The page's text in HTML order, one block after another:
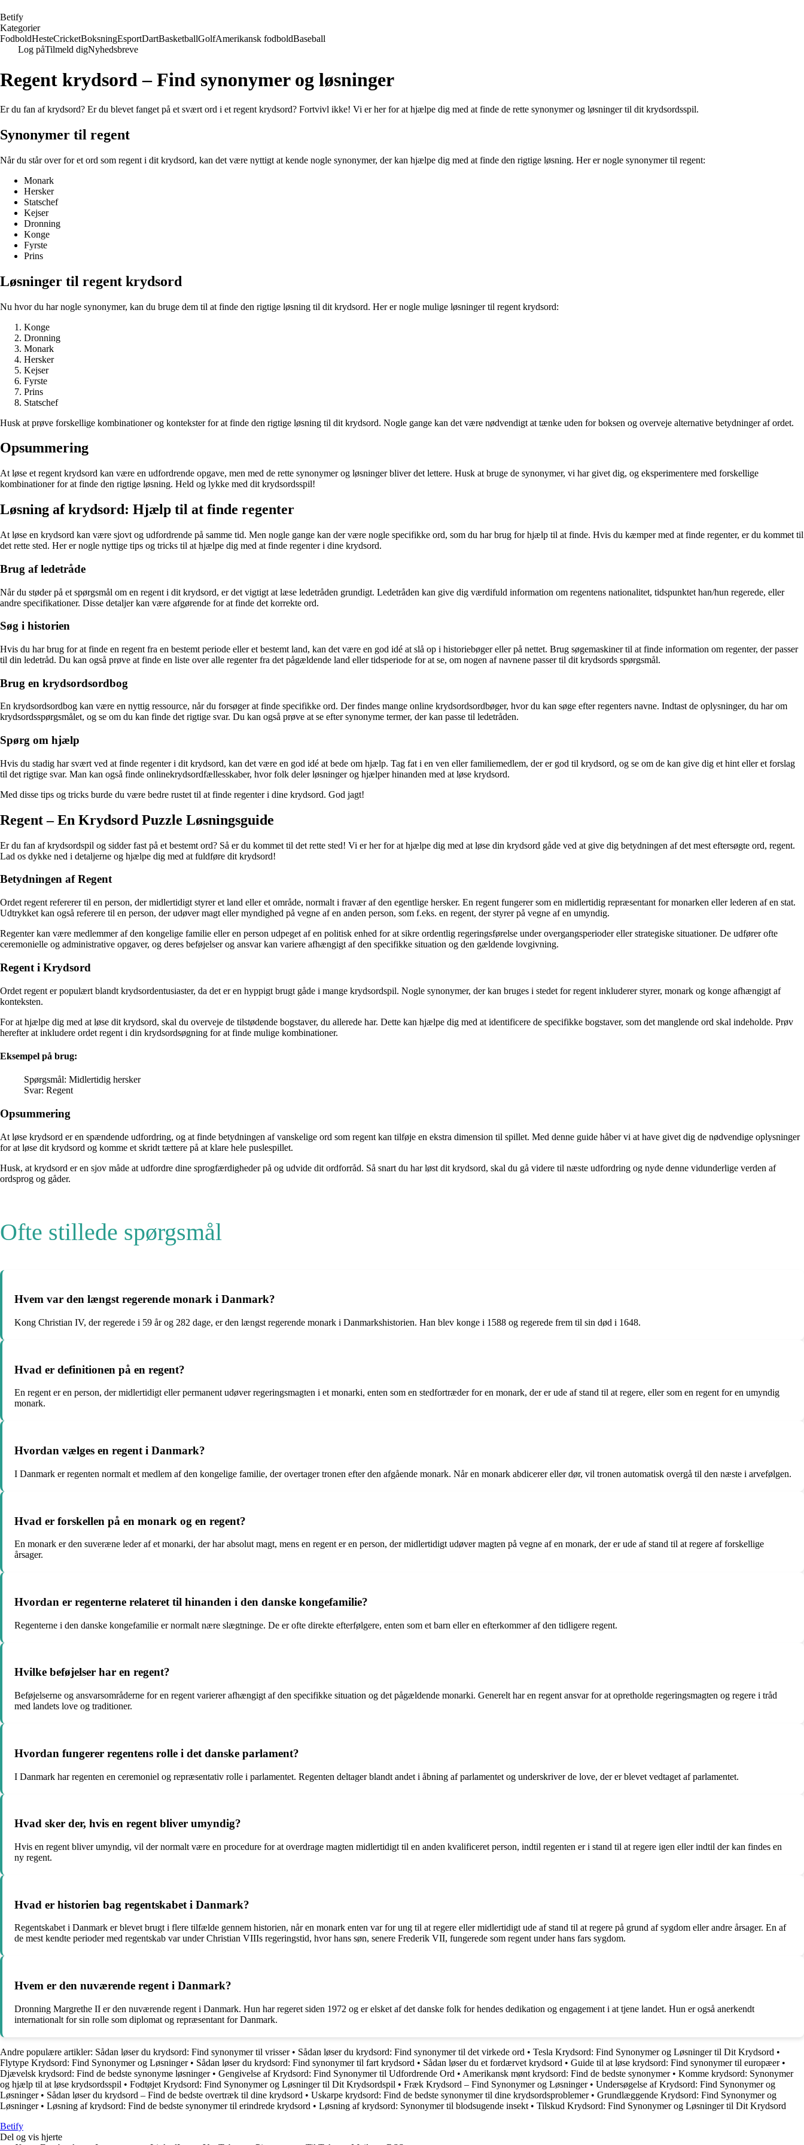
Betify
Kategorier
FodboldHesteCricketBoksningEsportDartBasketballGolfAmerikansk fodboldBaseball
Log påTilmeld digNyhedsbreve
Regent krydsord – Find synonymer og løsninger
Er du fan af krydsord? Er du blevet fanget på et svært ord i et regent krydsord? Fortvivl ikke! Vi er her for at hjælpe dig med at finde de rette synonymer og løsninger til dit krydsordsspil.
Synonymer til regent
Når du står over for et ord som regent i dit krydsord, kan det være nyttigt at kende nogle synonymer, der kan hjælpe dig med at finde den rigtige løsning. Her er nogle synonymer til regent:
Monark
Hersker
Statschef
Kejser
Dronning
Konge
Fyrste
Prins
Løsninger til regent krydsord
Nu hvor du har nogle synonymer, kan du bruge dem til at finde den rigtige løsning til dit krydsord. Her er nogle mulige løsninger til regent krydsord:
Konge
Dronning
Monark
Hersker
Kejser
Fyrste
Prins
Statschef
Husk at prøve forskellige kombinationer og kontekster for at finde den rigtige løsning til dit krydsord. Nogle gange kan det være nødvendigt at tænke uden for boksen og overveje alternative betydninger af ordet.
Opsummering
At løse et regent krydsord kan være en udfordrende opgave, men med de rette synonymer og løsninger bliver det lettere. Husk at bruge de synonymer, vi har givet dig, og eksperimentere med forskellige
kombinationer for at finde den rigtige løsning. Held og lykke med dit krydsordsspil!
Løsning af krydsord: Hjælp til at finde regenter
At løse en krydsord kan være sjovt og udfordrende på samme tid. Men nogle gange kan der være nogle specifikke ord, som du har brug for hjælp til at finde. Hvis du kæmper med at finde regenter, er du kommet til
det rette sted. Her er nogle nyttige tips og tricks til at hjælpe dig med at finde regenter i dine krydsord.
Brug af ledetråde
Når du støder på et spørgsmål om en regent i dit krydsord, er det vigtigt at læse ledetråden grundigt. Ledetråden kan give dig værdifuld information om regentens nationalitet, tidspunktet han/hun regerede, eller
andre specifikationer. Disse detaljer kan være afgørende for at finde det korrekte ord.
Søg i historien
Hvis du har brug for at finde en regent fra en bestemt periode eller et bestemt land, kan det være en god idé at slå op i historiebøger eller på nettet. Brug søgemaskiner til at finde information om regenter, der passer
til din ledetråd. Du kan også prøve at finde en liste over alle regenter fra det pågældende land eller tidsperiode for at se, om nogen af ​​navnene passer til dit krydsords spørgsmål.
Brug en krydsordsordbog
En krydsordsordbog kan være en nyttig ressource, når du forsøger at finde specifikke ord. Der findes mange online krydsordsordbøger, hvor du kan søge efter regenters navne. Indtast de oplysninger, du har om
krydsordsspørgsmålet, og se om du kan finde det rigtige svar. Du kan også prøve at se efter synonyme termer, der kan passe til ledetråden.
Spørg om hjælp
Hvis du stadig har svært ved at finde regenter i dit krydsord, kan det være en god idé at bede om hjælp. Tag fat i en ven eller familiemedlem, der er god til krydsord, og se om de kan give dig et hint eller et forslag
til det rigtige svar. Man kan også finde onlinekrydsordfællesskaber, hvor folk deler løsninger og hjælper hinanden med at løse krydsord.
Med disse tips og tricks burde du være bedre rustet til at finde regenter i dine krydsord. God jagt!
Regent – En Krydsord Puzzle Løsningsguide
Er du fan af krydsordspil og sidder fast på et bestemt ord? Så er du kommet til det rette sted! Vi er her for at hjælpe dig med at løse din krydsord gåde ved at give dig betydningen af det mest eftersøgte ord, regent.
Lad os dykke ned i detaljerne og hjælpe dig med at fuldføre dit krydsord!
Betydningen af Regent
Ordet regent refererer til en person, der midlertidigt styrer et land eller et område, normalt i fravær af den egentlige hersker. En regent fungerer som en midlertidig repræsentant for monarken eller lederen af ​​en stat.
Udtrykket kan også referere til en person, der udøver magt eller myndighed på vegne af en anden person, som f.eks. en regent, der styrer på vegne af en umyndig.
Regenter kan være medlemmer af den kongelige familie eller en person udpeget af en politisk enhed for at sikre ordentlig regeringsførelse under overgangsperioder eller strategiske situationer. De udfører ofte
ceremonielle og administrative opgaver, og deres beføjelser og ansvar kan variere afhængigt af den specifikke situation og den gældende lovgivning.
Regent i Krydsord
Ordet regent er populært blandt krydsordentusiaster, da det er en hyppigt brugt gåde i mange krydsordspil. Nogle synonymer, der kan bruges i stedet for regent inkluderer styrer, monark og konge afhængigt af
konteksten.
For at hjælpe dig med at løse dit krydsord, skal du overveje de tilstødende bogstaver, du allerede har. Dette kan hjælpe dig med at identificere de specifikke bogstaver, som det manglende ord skal indeholde. Prøv
herefter at inkludere ordet regent i din krydsordsøgning for at finde mulige kombinationer.
Eksempel på brug:
Spørgsmål: Midlertidig hersker
Svar: Regent
Opsummering
At løse krydsord er en spændende udfordring, og at finde betydningen af vanskelige ord som regent kan tilføje en ekstra dimension til spillet. Med denne guide håber vi at have givet dig de nødvendige oplysninger
for at løse dit krydsord og komme et skridt tættere på at klare hele puslespillet.
Husk, at krydsord er en sjov måde at udfordre dine sprogfærdigheder på og udvide dit ordforråd. Så snart du har løst dit krydsord, skal du gå videre til næste udfordring og nyde denne vidunderlige verden af ​​
ordsprog og gåder.
Ofte stillede spørgsmål
Hvem var den længst regerende monark i Danmark?
Kong Christian IV, der regerede i 59 år og 282 dage, er den længst regerende monark i Danmarkshistorien. Han blev konge i 1588 og regerede frem til sin død i 1648.
Hvad er definitionen på en regent?
En regent er en person, der midlertidigt eller permanent udøver regeringsmagten i et monarki, enten som en stedfortræder for en monark, der er ude af stand til at regere, eller som en regent for en umyndig
monark.
Hvordan vælges en regent i Danmark?
I Danmark er regenten normalt et medlem af den kongelige familie, der overtager tronen efter den afgående monark. Når en monark abdicerer eller dør, vil tronen automatisk overgå til den næste i arvefølgen.
Hvad er forskellen på en monark og en regent?
En monark er den suveræne leder af et monarki, der har absolut magt, mens en regent er en person, der midlertidigt udøver magten på vegne af en monark, der er ude af stand til at regere af forskellige
årsager.
Hvordan er regenterne relateret til hinanden i den danske kongefamilie?
Regenterne i den danske kongefamilie er normalt nære slægtninge. De er ofte direkte efterfølgere, enten som et barn eller en efterkommer af den tidligere regent.
Hvilke beføjelser har en regent?
Beføjelserne og ansvarsområderne for en regent varierer afhængigt af den specifikke situation og det pågældende monarki. Generelt har en regent ansvar for at opretholde regeringsmagten og regere i tråd
med landets love og traditioner.
Hvordan fungerer regentens rolle i det danske parlament?
I Danmark har regenten en ceremoniel og repræsentativ rolle i parlamentet. Regenten deltager blandt andet i åbning af parlamentet og underskriver de love, der er blevet vedtaget af parlamentet.
Hvad sker der, hvis en regent bliver umyndig?
Hvis en regent bliver umyndig, vil der normalt være en procedure for at overdrage magten midlertidigt til en anden kvalificeret person, indtil regenten er i stand til at regere igen eller indtil der kan findes en
ny regent.
Hvad er historien bag regentskabet i Danmark?
Regentskabet i Danmark er blevet brugt i flere tilfælde gennem historien, når en monark enten var for ung til at regere eller midlertidigt ude af stand til at regere på grund af sygdom eller andre årsager. En af
de mest kendte perioder med regentskab var under Christian VIIIs regeringstid, hvor hans søn, senere Frederik VII, fungerede som regent under hans fars sygdom.
Hvem er den nuværende regent i Danmark?
Dronning Margrethe II er den nuværende regent i Danmark. Hun har regeret siden 1972 og er elsket af det danske folk for hendes dedikation og engagement i at tjene landet. Hun er også anerkendt
internationalt for sin rolle som diplomat og repræsentant for Danmark.
Andre populære artikler: Sådan løser du krydsord: Find synonymer til vrisser• Sådan løser du krydsord: Find synonymer til det virkede ord • Tesla Krydsord: Find Synonymer og Løsninger til Dit Krydsord •
Flytype Krydsord: Find Synonymer og Løsninger• Sådan løser du krydsord: Find synonymer til fart krydsord • Sådan løser du et fordærvet krydsord • Guide til at løse krydsord: Find synonymer til europæer•
Djævelsk krydsord: Find de bedste synonyme løsninger• Gengivelse af Krydsord: Find Synonymer til Udfordrende Ord • Amerikansk mønt krydsord: Find de bedste synonymer• Komme krydsord: Synonymer
og hjælp til at løse krydsordsspil • Fodtøjet Krydsord: Find Synonymer og Løsninger til Dit Krydsordspil • Fræk Krydsord – Find Synonymer og Løsninger• Undersøgelse af Krydsord: Find Synonymer og
Løsninger• Sådan løser du krydsord – Find de bedste overtræk til dine krydsord • Uskarpe krydsord: Find de bedste synonymer til dine krydsordsproblemer• Grundlæggende Krydsord: Find Synonymer og
Løsninger• Løsning af krydsord: Find de bedste synonymer til erindrede krydsord • Løsning af krydsord: Synonymer til blodsugende insekt • Tilskud Krydsord: Find Synonymer og Løsninger til Dit Krydsord
Betify
Del og vis hjerte